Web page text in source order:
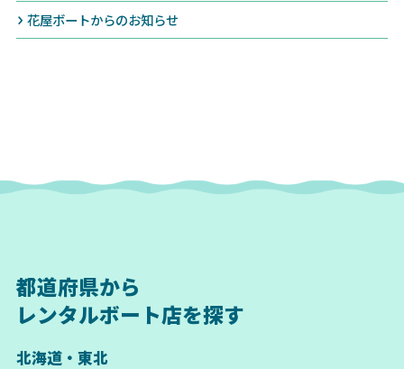
花屋ボートからのお知らせ
都道府県から
レンタルボート店を探す
北海道・東北